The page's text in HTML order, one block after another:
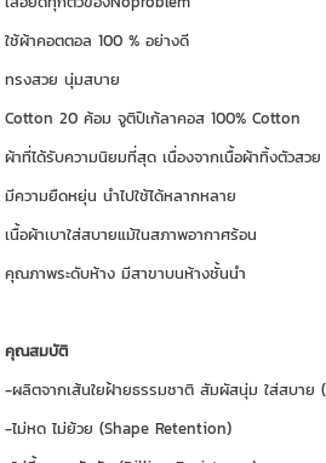
ใช้ผ้าคอตตอล 100 % อย่างดี
ทรงสวย นุ่มสบาย
Cotton 20 ค้อม จูติปิเก้ลาคอส 100% Cotton
ผ้าที่ได้รับความนิยมที่สุด เนื่องจากเนื้อผ้าทิ้งตัวสวย
มีความยืดหยุ่น นำไปใช้ได้หลากหลาย
เนื้อผ้าเบาใส่สบายแม้ในสภาพอากาศร้อน
คุณภาพระดับห้าง มีสาขาบนห้างชั้นนำ
คุณสมบัติ
-ผลิตจากเส้นใยฝ้ายธรรมชาติ สัมผัสนุ่ม ใส่สบาย
-ไม่หด ไม่ย้วย (Shape Retention)